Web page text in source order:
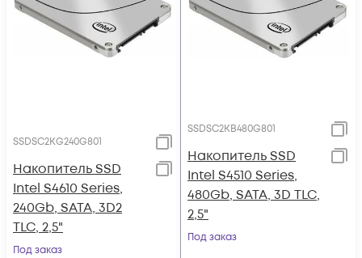
SSDSC2KG240G801
Накопитель SSD
Intel S4610 Series,
240Gb, SATA, 3D2
TLC, 2,5"
Под заказ
SSDSC2KB480G801
Накопитель SSD
Intel S4510 Series,
480Gb, SATA, 3D TLC,
2,5"
Под заказ